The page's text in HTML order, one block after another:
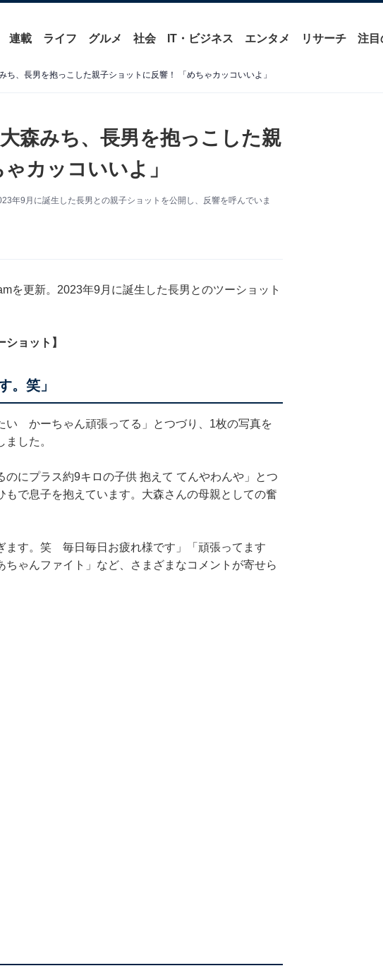
連載 ライフ グルメ 社会 IT・ビジネス エンタメ リサーチ 注目
ち、長男を抱っこした親子ショットに反響！ 「めちゃカッコいいよ」
森みち、長男を抱っこした親
カッコいいよ」
年9月に誕生した長男との親子ショットを公開し、反響を呼んでいま
を更新。2023年9月に誕生した長男とのツーショット
ョット】
。笑」
い かーちゃん頑張ってる」とつづり、1枚の写真を
した。
のにプラス約9キロの子供 抱えて てんやわんや」とつ
で息子を抱えています。大森さんの母親としての奮
ます。笑 毎日毎日お疲れ様です」「頑張ってます
ゃんファイト」など、さまざまなコメントが寄せら